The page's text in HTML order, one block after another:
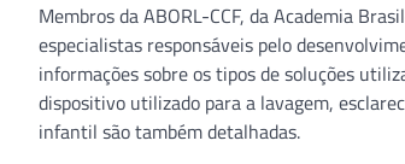
Membros da ABORL-CCF, da Academia
especialistas responsáveis pelo
informações sobre os tipos de soluções
dispositivo utilizado para a lavagem,
infantil são também detalhadas.